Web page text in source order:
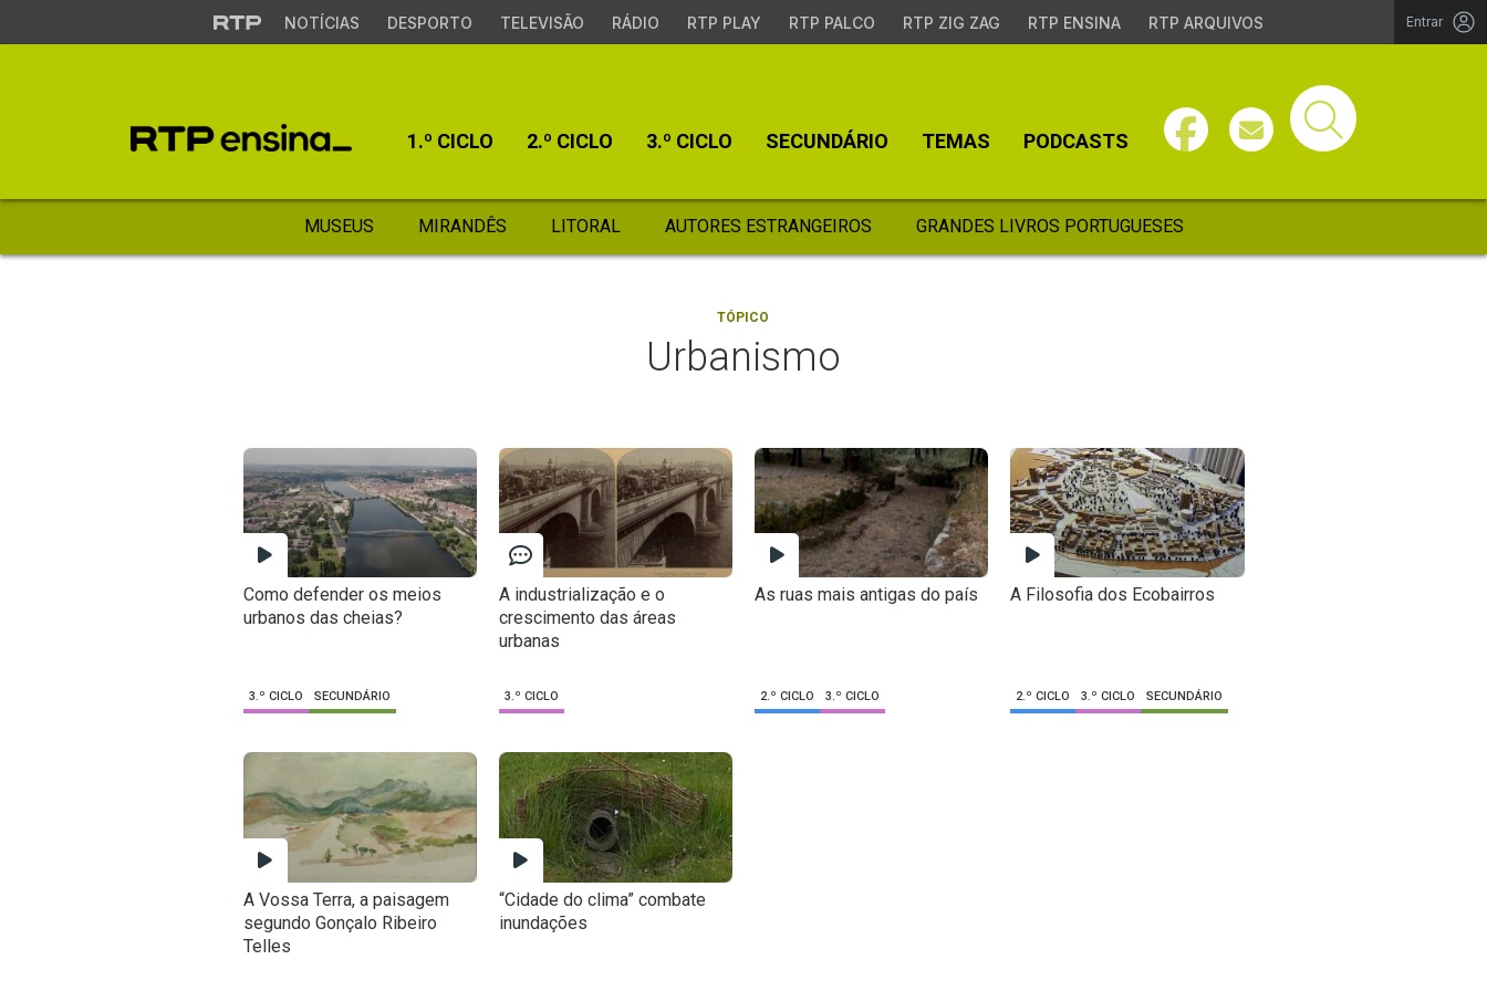
NOTÍCIAS DESPORTO TELEVISÃO RÁDIO RTP PLAY RTP PALCO RTP ZIG ZAG RTP ENSINA RTP ARQUIVOS Entrar
1.º CICLO 2.º CICLO 3.º CICLO SECUNDÁRIO TEMAS PODCASTS
MUSEUS MIRANDÊS LITORAL AUTORES ESTRANGEIROS GRANDES LIVROS PORTUGUESES
TÓPICO
Urbanismo
Como defender os meios
urbanos das cheias?
3.º CICLO SECUNDÁRIO
A industrialização e o
crescimento das áreas
urbanas
3.º CICLO
As ruas mais antigas do país
2.º CICLO 3.º CICLO
A Filosofia dos Ecobairros
2.º CICLO 3.º CICLO SECUNDÁRIO
A Vossa Terra, a paisagem
segundo Gonçalo Ribeiro
Telles
“Cidade do clima” combate
inundações